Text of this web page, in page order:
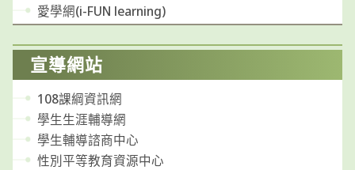
愛學網(i-FUN learning)
宣導網站
108課綱資訊網
學生生涯輔導網
學生輔導諮商中心
性別平等教育資源中心